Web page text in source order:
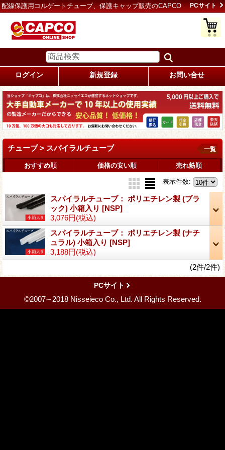
配線保護用コルゲートチューブ、保護キャップ販売のCAPCO PCサイト
ログイン 新規登録 お問い合せ
チューブ > スパイラルチューブ 一覧
おすすめ順 価格の安い順 売れ筋順
表示件数:
スパイラルチューブ： ポリエチレン製 (ブラ
ック) 小箱入り [NSP]
3,076円(税込)
スパイラルチューブ： ポリエチレン製 (ナチ
ュラル) 小箱入り [NSP]
3,188円(税込)
(2件/2件)
PCサイト
©2007∼2018 Nisseieco Co., Ltd. All Rights Reserved.